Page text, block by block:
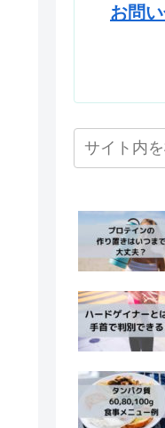
お問